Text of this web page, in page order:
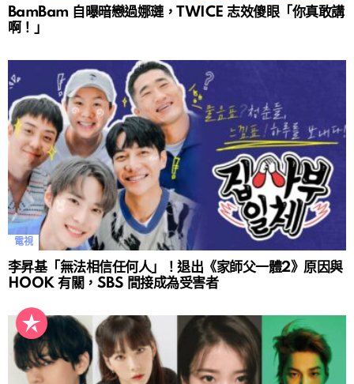
BamBam 自曝暗戀過娜璉，TWICE 志效傻眼「你真敢講
啊！」
電視
李昇基「無法相信任何人」！退出《家師父一體2》原因與
HOOK 有關，SBS 間接成為受害者